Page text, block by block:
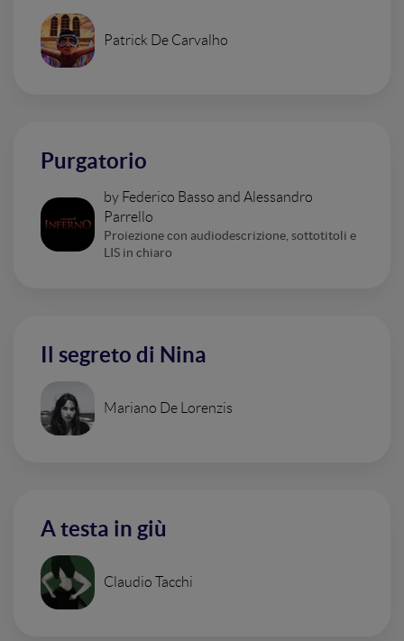
Patrick De Carvalho
Purgatorio
by Federico Basso and Alessandro
Parrello
Proiezione con audiodescrizione, sottotitoli e
LIS in chiaro
Il segreto di Nina
Mariano De Lorenzis
A testa in giù
Claudio Tacchi